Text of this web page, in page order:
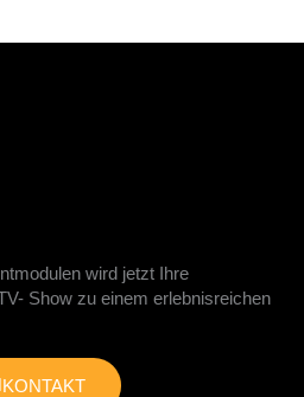
wird jetzt Ihre
Show zu einem erlebnisreichen
KONTAKT